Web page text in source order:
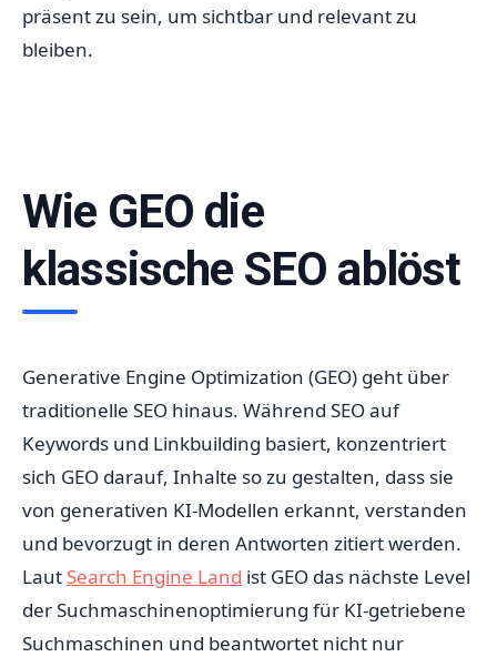
präsent zu sein, um sichtbar und relevant zu
bleiben.
Wie GEO die
klassische SEO ablöst
Generative Engine Optimization (GEO) geht über
traditionelle SEO hinaus. Während SEO auf
Keywords und Linkbuilding basiert, konzentriert
sich GEO darauf, Inhalte so zu gestalten, dass sie
von generativen KI-Modellen erkannt, verstanden
und bevorzugt in deren Antworten zitiert werden.
Laut Search Engine Land ist GEO das nächste Level
der Suchmaschinenoptimierung für KI-getriebene
Suchmaschinen und beantwortet nicht nur